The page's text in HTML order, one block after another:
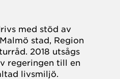
med stöd av
stad, Region
2018 utsågs
regeringen till en
livsmiljö.